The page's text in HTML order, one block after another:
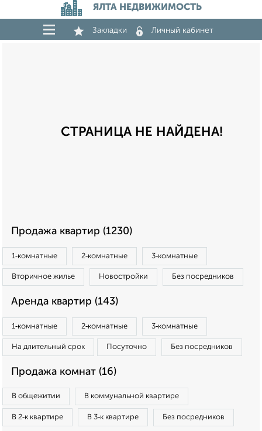
ЯЛТА НЕДВИЖИМОСТЬ
Закладки Личный кабинет
СТРАНИЦА НЕ НАЙДЕНА!
Продажа квартир (1230)
1‑комнатные 2‑комнатные 3‑комнатные
Вторичное жилье Новостройки Без посредников
Аренда квартир (143)
1‑комнатные 2‑комнатные 3‑комнатные
На длительный срок Посуточно Без посредников
Продажа комнат (16)
В общежитии В коммунальной квартире
В 2‑к квартире В 3‑к квартире Без посредников